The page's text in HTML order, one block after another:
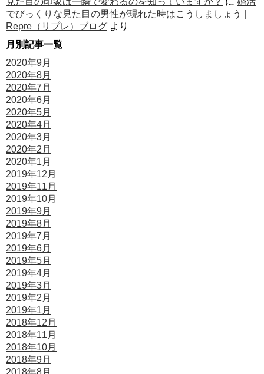
でびっくりな見た目の男性が現れた時はこうしましょう |
Repre（リプレ）ブログ より
月別記事一覧
2020年9月
2020年8月
2020年7月
2020年6月
2020年5月
2020年4月
2020年3月
2020年2月
2020年1月
2019年12月
2019年11月
2019年10月
2019年9月
2019年8月
2019年7月
2019年6月
2019年5月
2019年4月
2019年3月
2019年2月
2019年1月
2018年12月
2018年11月
2018年10月
2018年9月
2018年8月